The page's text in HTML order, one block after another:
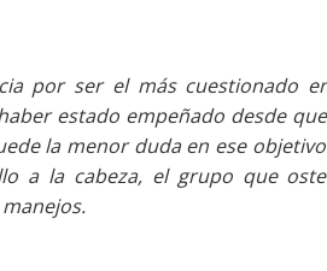
por ser el más cuestionado
estado empeñado desde
la menor duda en ese
a la cabeza, el grupo que